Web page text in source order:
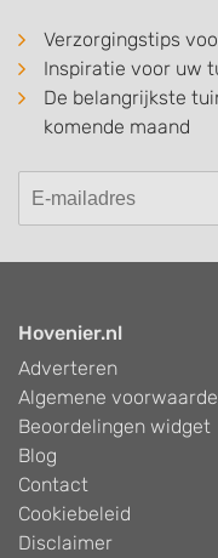
Verzorgingstips
Inspiratie voor uw
De belangrijkste
komende maand
Hovenier.nl
Adverteren
Algemene
Beoordelingen widget
Blog
Contact
Cookiebeleid
Disclaimer